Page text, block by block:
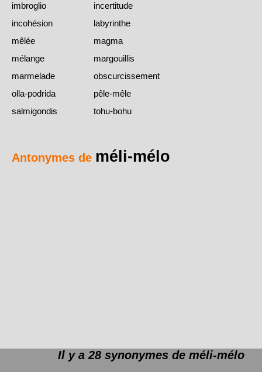
imbroglio
incertitude
incohésion
labyrinthe
mêlée
magma
mélange
margouillis
marmelade
obscurcissement
olla-podrida
pêle-mêle
salmigondis
tohu-bohu
Antonymes de méli-mélo
Il y a 28 synonymes de méli-mélo